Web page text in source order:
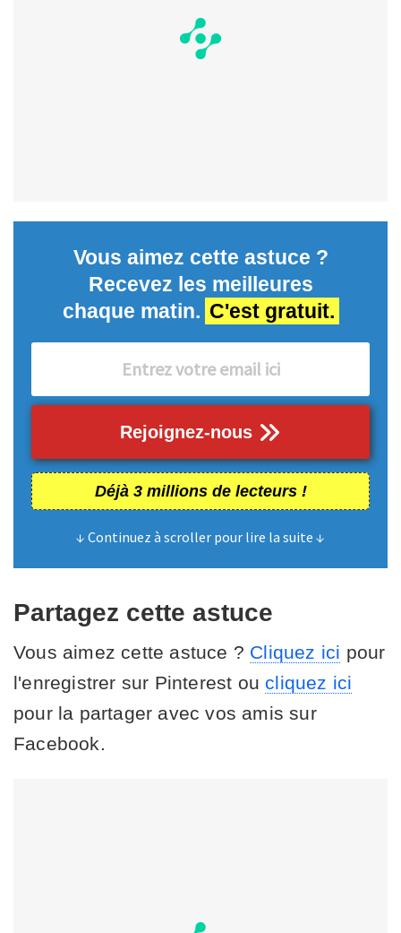
Vous aimez cette astuce ?
Recevez les meilleures
chaque matin. C'est gratuit.
Rejoignez-nous
Déjà 3 millions de lecteurs !
↓ Continuez à scroller pour lire la suite ↓
Partagez cette astuce
Vous aimez cette astuce ? Cliquez ici pour
l'enregistrer sur Pinterest ou cliquez ici
pour la partager avec vos amis sur
Facebook.